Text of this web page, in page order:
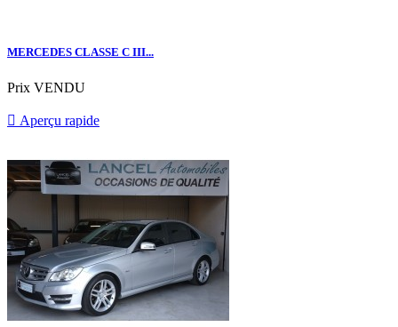
MERCEDES CLASSE C III...
Prix VENDU
 Aperçu rapide